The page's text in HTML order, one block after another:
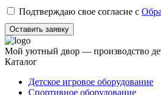
Подтверждаю свое согласие с
Оставить заявку
Мой уютный двор — производство
Каталог
Детское игровое оборудование
Спортивное оборудование